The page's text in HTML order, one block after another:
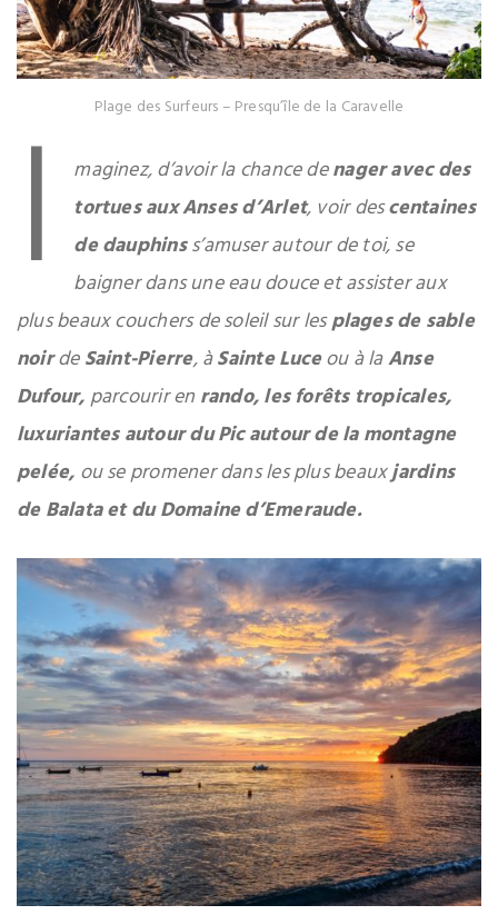
Plage des Surfeurs – Presqu’île de la Caravelle
I maginez, d’avoir la chance denager avec des
tortues aux Anses d’Arlet, voir descentaines
de dauphinss’amuser autour de toi, se
baigner dans une eau douce et assister aux
plus beaux couchers de soleil sur lesplages de sable
noirdeSaint-Pierre, àSainte Luceou à laAnse
Dufour,parcourir en rando, les forêts tropicales,
luxuriantes autour du Pic autour de la montagne
pelée, ou se promener dans les plus beauxjardins
de Balata et du Domaine d’Emeraude.